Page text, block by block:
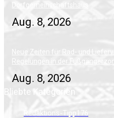
Dorfgemeinschaftshaus
Aug. 8, 2026
Neue Zeiten für Rad- und
Regelungen in der
Aug. 8, 2026
Bliebte Kategorien
Redaktions-Tipp 176